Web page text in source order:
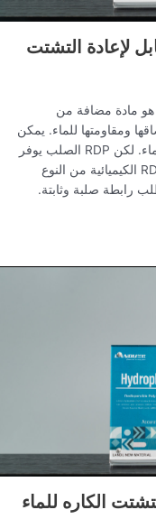
لإعادة التشتت
هو مادة مضافة من
ومقاومتها للماء. يمكن
أن تشكل طبقة قوية وصلبة عند تشتيتها في الماء. لكن RDP الصلب يوفر
الحد الأدنى من المرونة. وهذا ما يجعل مادة RDP الكيميائية من النوع
رابطة صلبة وثابتة.
الكاره للماء